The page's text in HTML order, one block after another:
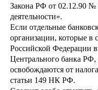
Закона РФ от 02.12.90 №
деятельности».
Если отдельные
организации, которые в
Российской Федерации
Центрального банка
освобождаются от
статьи 149 НК РФ.